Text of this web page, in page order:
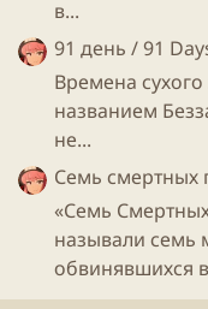
в...
91 день / 91
Времена
названием
не...
Семь смертных
«Семь
называли семь
обвинявшихся